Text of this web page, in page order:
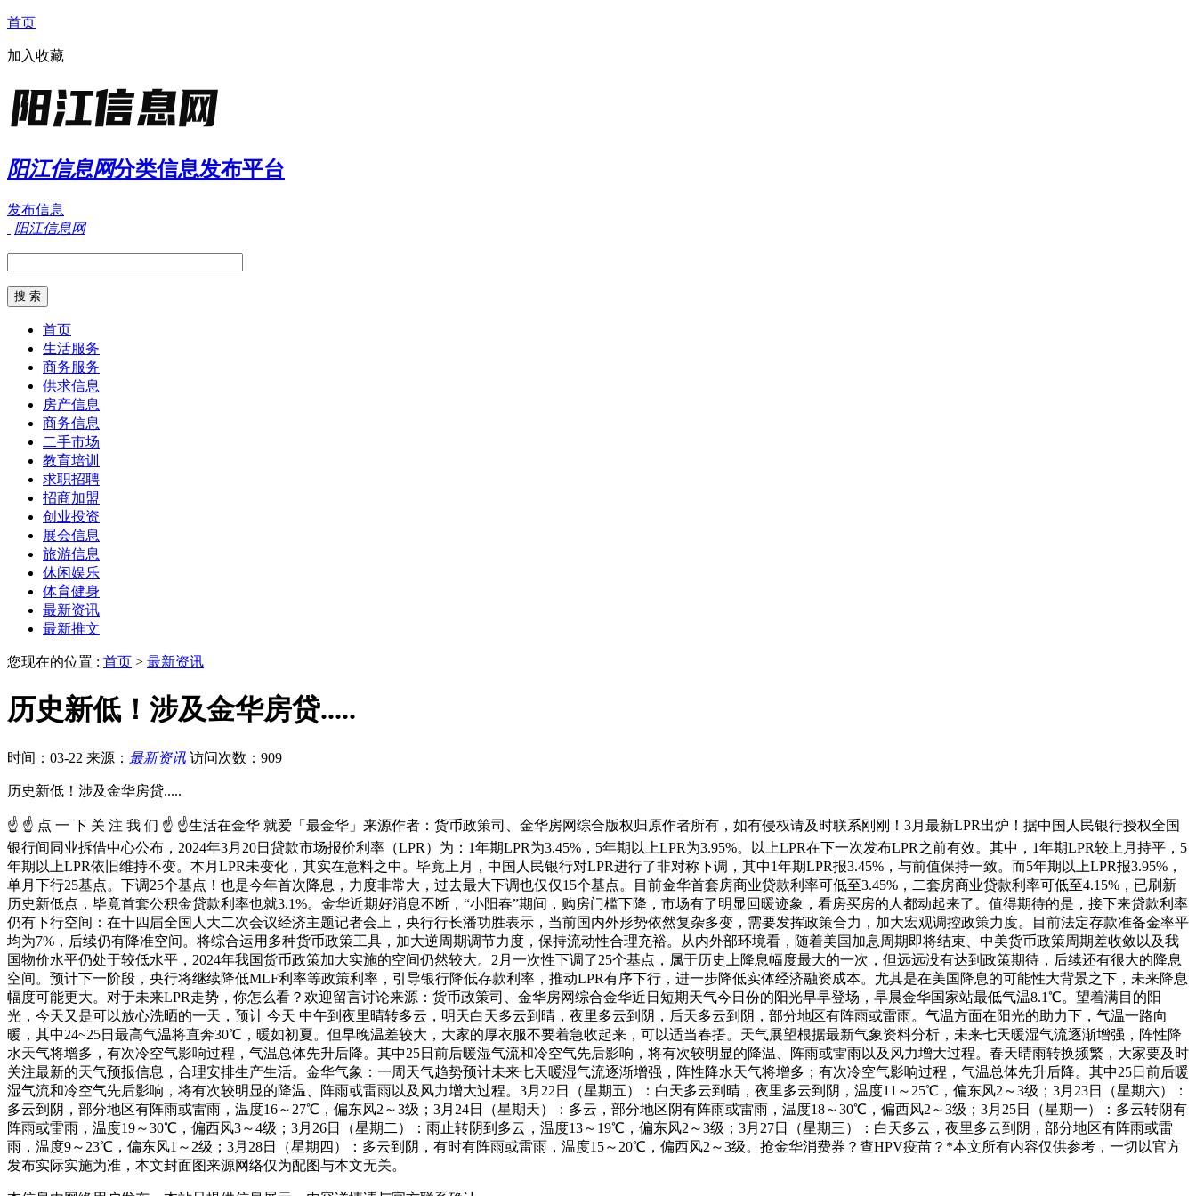
首页
加入收藏
阳江信息网分类信息发布平台
发布信息
阳江信息网
首页
生活服务
商务服务
供求信息
房产信息
商务信息
二手市场
教育培训
求职招聘
招商加盟
创业投资
展会信息
旅游信息
休闲娱乐
体育健身
最新资讯
最新推文
您现在的位置 : 首页 > 最新资讯
历史新低！涉及金华房贷.....
时间：03-22 来源： 最新资讯 访问次数：909
历史新低！涉及金华房贷.....
☝ ☝ 点 一 下 关 注 我 们 ☝ ☝生活在金华 就爱「最金华」来源作者：货币政策司、金华房网综合版权归原作者所有，如有侵权请及时联系刚刚！3月最新LPR出炉！据中国人民银行授权全国
银行间同业拆借中心公布，2024年3月20日贷款市场报价利率（LPR）为：1年期LPR为3.45%，5年期以上LPR为3.95%。以上LPR在下一次发布LPR之前有效。其中，1年期LPR较上月持平，5
年期以上LPR依旧维持不变。本月LPR未变化，其实在意料之中。毕竟上月，中国人民银行对LPR进行了非对称下调，其中1年期LPR报3.45%，与前值保持一致。而5年期以上LPR报3.95%，
单月下行25基点。下调25个基点！也是今年首次降息，力度非常大，过去最大下调也仅仅15个基点。目前金华首套房商业贷款利率可低至3.45%，二套房商业贷款利率可低至4.15%，已刷新
历史新低点，毕竟首套公积金贷款利率也就3.1%。金华近期好消息不断，“小阳春”期间，购房门槛下降，市场有了明显回暖迹象，看房买房的人都动起来了。值得期待的是，接下来贷款利率
仍有下行空间：在十四届全国人大二次会议经济主题记者会上，央行行长潘功胜表示，当前国内外形势依然复杂多变，需要发挥政策合力，加大宏观调控政策力度。目前法定存款准备金率平
均为7%，后续仍有降准空间。将综合运用多种货币政策工具，加大逆周期调节力度，保持流动性合理充裕。从内外部环境看，随着美国加息周期即将结束、中美货币政策周期差收敛以及我
国物价水平仍处于较低水平，2024年我国货币政策加大实施的空间仍然较大。2月一次性下调了25个基点，属于历史上降息幅度最大的一次，但远远没有达到政策期待，后续还有很大的降息
空间。预计下一阶段，央行将继续降低MLF利率等政策利率，引导银行降低存款利率，推动LPR有序下行，进一步降低实体经济融资成本。尤其是在美国降息的可能性大背景之下，未来降息
幅度可能更大。对于未来LPR走势，你怎么看？欢迎留言讨论来源：货币政策司、金华房网综合金华近日短期天气今日份的阳光早早登场，早晨金华国家站最低气温8.1℃。望着满目的阳
光，今天又是可以放心洗晒的一天，预计 今天 中午到夜里晴转多云，明天白天多云到晴，夜里多云到阴，后天多云到阴，部分地区有阵雨或雷雨。气温方面在阳光的助力下，气温一路向
暖，其中24~25日最高气温将直奔30℃，暖如初夏。但早晚温差较大，大家的厚衣服不要着急收起来，可以适当春捂。天气展望根据最新气象资料分析，未来七天暖湿气流逐渐增强，阵性降
水天气将增多，有次冷空气影响过程，气温总体先升后降。其中25日前后暖湿气流和冷空气先后影响，将有次较明显的降温、阵雨或雷雨以及风力增大过程。春天晴雨转换频繁，大家要及时
关注最新的天气预报信息，合理安排生产生活。金华气象：一周天气趋势预计未来七天暖湿气流逐渐增强，阵性降水天气将增多；有次冷空气影响过程，气温总体先升后降。其中25日前后暖
湿气流和冷空气先后影响，将有次较明显的降温、阵雨或雷雨以及风力增大过程。3月22日（星期五）：白天多云到晴，夜里多云到阴，温度11～25℃，偏东风2～3级；3月23日（星期六）：
多云到阴，部分地区有阵雨或雷雨，温度16～27℃，偏东风2～3级；3月24日（星期天）：多云，部分地区阴有阵雨或雷雨，温度18～30℃，偏西风2～3级；3月25日（星期一）：多云转阴有
阵雨或雷雨，温度19～30℃，偏西风3～4级；3月26日（星期二）：雨止转阴到多云，温度13～19℃，偏东风2～3级；3月27日（星期三）：白天多云，夜里多云到阴，部分地区有阵雨或雷
雨，温度9～23℃，偏东风1～2级；3月28日（星期四）：多云到阴，有时有阵雨或雷雨，温度15～20℃，偏西风2～3级。抢金华消费券？查HPV疫苗？*本文所有内容仅供参考，一切以官方
发布实际实施为准，本文封面图来源网络仅为配图与本文无关。